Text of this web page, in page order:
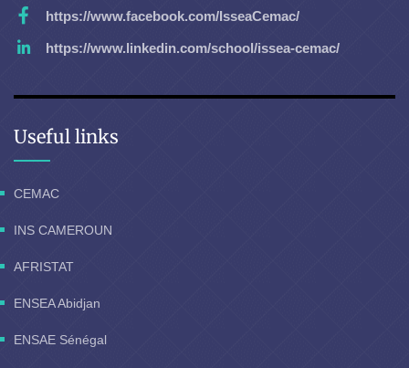
https://www.facebook.com/IsseaCemac/
https://www.linkedin.com/school/issea-cemac/
Useful links
CEMAC
INS CAMEROUN
AFRISTAT
ENSEA Abidjan
ENSAE Sénégal